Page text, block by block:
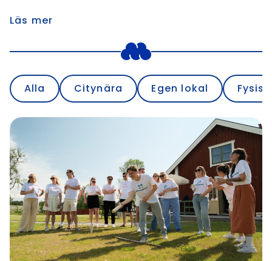
Läs mer
Alla Citynära Egen lokal